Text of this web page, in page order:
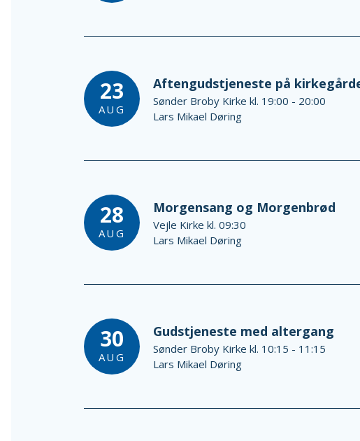
23
AUG
Aftengudstjeneste på
Sønder Broby Kirke kl. 19:00 - 20:00
Lars Mikael Døring
28
AUG
Morgensang og Morgenbrød
Vejle Kirke kl. 09:30
Lars Mikael Døring
30
AUG
Gudstjeneste med altergang
Sønder Broby Kirke kl. 10:15 - 11:15
Lars Mikael Døring